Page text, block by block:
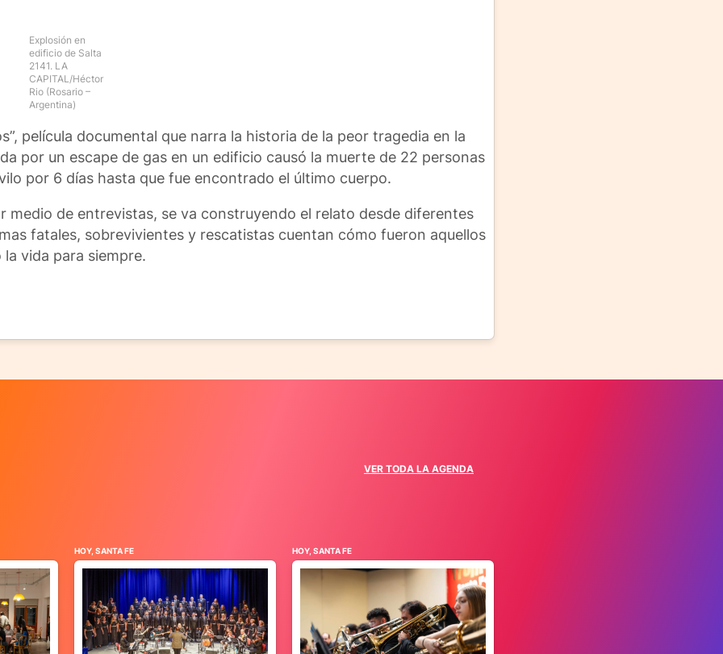
Explosión en
edificio de Salta
2141. LA
CAPITAL/Héctor
Rio (Rosario –
Argentina)
película documental que narra la historia de la peor tragedia en la
por un escape de gas en un edificio causó la muerte de 22 personas
por 6 días hasta que fue encontrado el último cuerpo.
de entrevistas, se va construyendo el relato desde diferentes
fatales, sobrevivientes y rescatistas cuentan cómo fueron aquellos
vida para siempre.
VER TODA LA AGENDA
HOY, SANTA FE HOY, SANTA FE